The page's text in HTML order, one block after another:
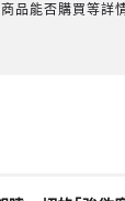
品能否購買等詳情